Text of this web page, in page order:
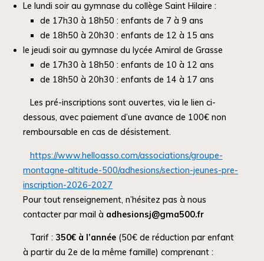
Le lundi soir au gymnase du collège Saint Hilaire :
de 17h30 à 18h50 : enfants de 7 à 9 ans
de 18h50 à 20h30 : enfants de 12 à 15 ans
le jeudi soir au gymnase du lycée Amiral de Grasse
de 17h30 à 18h50 : enfants de 10 à 12 ans
de 18h50 à 20h30 : enfants de 14 à 17 ans
Les pré-inscriptions sont ouvertes, via le lien ci-
dessous, avec paiement d’une avance de 100€ non
remboursable en cas de désistement.
https://www.helloasso.com/associations/groupe-
montagne-altitude-500/adhesions/section-jeunes-pre-
inscription-2026-2027
Pour tout renseignement, n’hésitez pas à nous
contacter par mail à adhesionsj@gma500.fr
Tarif : 350€ à l’année (50€ de réduction par enfant
à partir du 2e de la même famille) comprenant :